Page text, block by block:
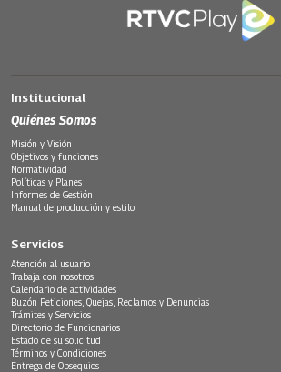
Institucional
Quiénes Somos
Misión y Visión
Objetivos y funciones
Normatividad
Políticas y Planes
Informes de Gestión
Manual de producción y estilo
Servicios
Atención al usuario
Trabaja con nosotros
Calendario de actividades
Buzón Peticiones, Quejas, Reclamos y Denuncias
Trámites y Servicios
Directorio de Funcionarios
Estado de su solicitud
Términos y Condiciones
Entrega de Obsequios